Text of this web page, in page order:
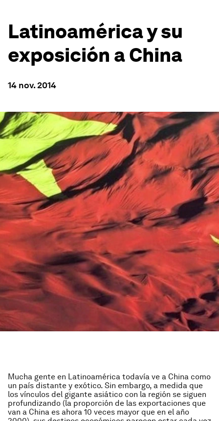
Latinoamérica y su
exposición a China
14 nov. 2014
Mucha gente en Latinoamérica todavía ve a China como
un país distante y exótico. Sin embargo, a medida que
los vínculos del gigante asiático con la región se siguen
profundizando (la proporción de las exportaciones que
van a China es ahora 10 veces mayor que en el año